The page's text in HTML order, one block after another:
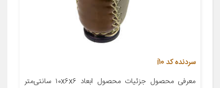
سردنده کد i10
معرفی محصول جزئیات محصول ابعاد ۱۰x۶x۶ سانتی‌متر